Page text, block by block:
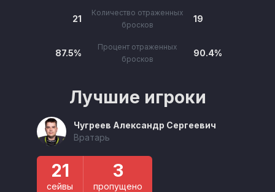
21
Количество отраженных
бросков
19
87.5%
Процент отраженных
бросков
90.4%
Лучшие игроки
Чугреев Александр Сергеевич
Вратарь
21
сейвы
3
пропущено